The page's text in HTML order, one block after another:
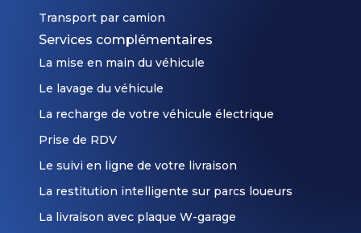
Transport par camion
Services complémentaires
La mise en main du véhicule
Le lavage du véhicule
La recharge de votre véhicule électrique
Prise de RDV
Le suivi en ligne de votre livraison
La restitution intelligente sur parcs loueurs
La livraison avec plaque W-garage